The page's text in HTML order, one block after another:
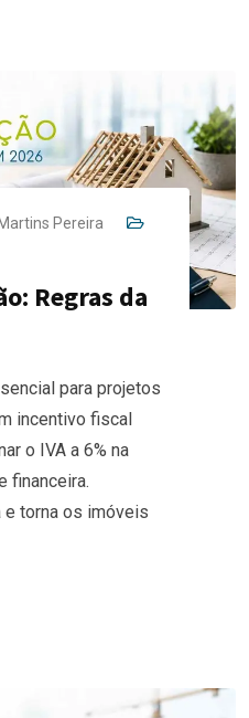
Pereira
Regras da
para projetos
incentivo fiscal
o IVA a 6% na
financeira.
e torna os imóveis